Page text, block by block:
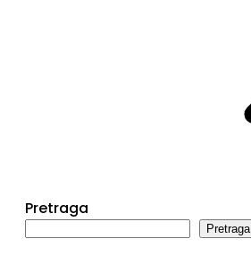
Pretraga
Pretraga